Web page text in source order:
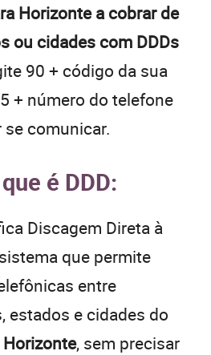
Horizonte a cobrar de
ou cidades com DDDs
90 + código da sua
+ número do telefone
se comunicar.
é DDD:
Discagem Direta à
que permite
entre
estados e cidades do
Horizonte, sem precisar